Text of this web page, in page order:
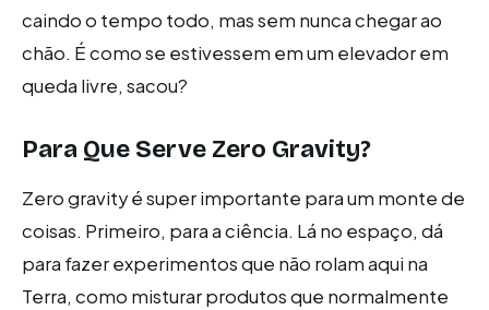
caindo o tempo todo, mas sem nunca chegar ao
chão. É como se estivessem em um elevador em
queda livre, sacou?
Para Que Serve Zero Gravity?
Zero gravity é super importante para um monte de
coisas. Primeiro, para a ciência. Lá no espaço, dá
para fazer experimentos que não rolam aqui na
Terra, como misturar produtos que normalmente